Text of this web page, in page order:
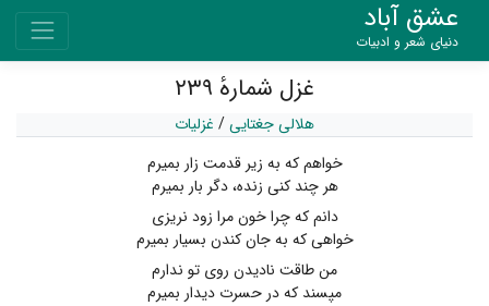
عشق آباد
دنیای شعر و ادبیات
غزل شمارهٔ ۲۳۹
هلالی جغتایی/ غزلیات
خواهم که به زیر قدمت زار بمیرم
هر چند کنی زنده، دگر بار بمیرم
دانم که چرا خون مرا زود نریزی
خواهی که به جان کندن بسیار بمیرم
من طاقت نادیدن روی تو ندارم
مپسند که در حسرت دیدار بمیرم